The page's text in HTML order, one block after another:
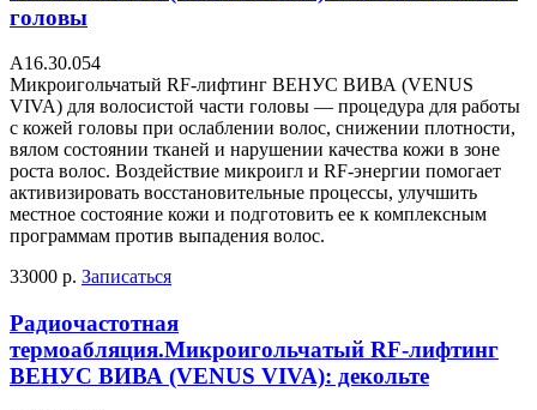
головы
А16.30.054
Микроигольчатый RF-лифтинг ВЕНУС ВИВА (VENUS
VIVA) для волосистой части головы — процедура для работы
с кожей головы при ослаблении волос, снижении плотности,
вялом состоянии тканей и нарушении качества кожи в зоне
роста волос. Воздействие микроигл и RF-энергии помогает
активизировать восстановительные процессы, улучшить
местное состояние кожи и подготовить ее к комплексным
программам против выпадения волос.
33000 р. Записаться
Радиочастотная
термоабляция.Микроигольчатый RF-лифтинг
ВЕНУС ВИВА (VENUS VIVA): декольте